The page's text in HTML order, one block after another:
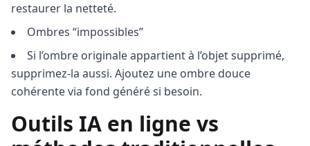
restaurer la netteté.
Ombres “impossibles”
Si l’ombre originale appartient à l’objet supprimé,
supprimez-la aussi. Ajoutez une ombre douce
cohérente via fond généré si besoin.
Outils IA en ligne vs